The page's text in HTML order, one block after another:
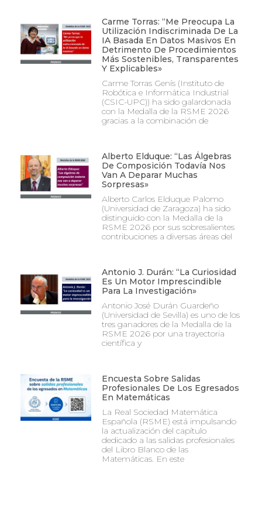
Carme Torras: “Me Preocupa La
Utilización Indiscriminada De La
IA Basada En Datos Masivos En
Detrimento De Procedimientos
Más Sostenibles, Transparentes
Y Explicables»
Carme Torras Genís (Instituto de
Robótica e Informática Industrial
(CSIC-UPC)) ha sido galardonada
con la Medalla de la RSME 2026
gracias a la combinación de
Alberto Elduque: “Las Álgebras
De Composición Todavía Nos
Van A Deparar Muchas
Sorpresas»
Alberto Carlos Elduque Palomo
(Universidad de Zaragoza) ha sido
distinguido con la Medalla de la
RSME 2026 por sus sobresalientes
contribuciones a diversas áreas del
Antonio J. Durán: “La Curiosidad
Es Un Motor Imprescindible
Para La Investigación»
Antonio José Durán Guardeño
(Universidad de Sevilla) es uno de los
tres ganadores de la Medalla de la
RSME 2026 por una trayectoria
científica y
Encuesta Sobre Salidas
Profesionales De Los Egresados
En Matemáticas
La Real Sociedad Matemática
Española (RSME) está impulsando
la actualización del capítulo
dedicado a las salidas profesionales
del Libro Blanco de las
Matemáticas. En este